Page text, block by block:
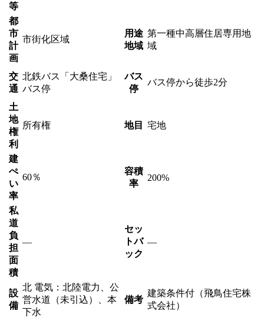
等
都
市
計
画
市街化区域
用途
地域
第一種中高層住居専用地
域
交
通
北鉄バス「大桑住宅」
バス停
バス
停
バス停から徒歩2分
土
地
権
利
所有権 地目 宅地
建
ぺ
い
率
60％
容積
率
200%
私
道
負
担
面
積
―
セッ
トバ
ック
―
設
備
北 電気：北陸電力、公
営水道（未引込）、本
下水
備考
建築条件付（飛鳥住宅株
式会社）